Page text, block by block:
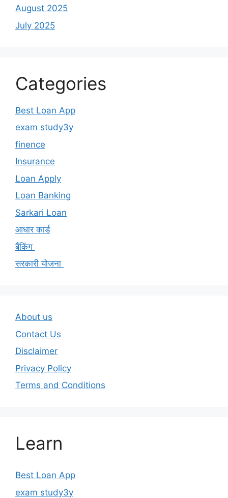
August 2025
July 2025
Categories
Best Loan App
exam study3y
finence
Insurance
Loan Apply
Loan Banking
Sarkari Loan
आधार कार्ड
बैंकिंग
सरकारी योजना
About us
Contact Us
Disclaimer
Privacy Policy
Terms and Conditions
Learn
Best Loan App
exam study3y